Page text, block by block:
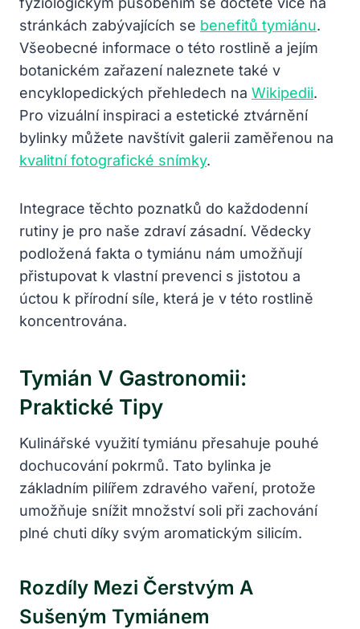
stránkách zabývajících se benefitů tymiánu.
Všeobecné informace o této rostlině a jejím
botanickém zařazení naleznete také v
encyklopedických přehledech na Wikipedii.
Pro vizuální inspiraci a estetické ztvárnění
bylinky můžete navštívit galerii zaměřenou na
kvalitní fotografické snímky.
Integrace těchto poznatků do každodenní
rutiny je pro naše zdraví zásadní. Vědecky
podložená fakta o tymiánu nám umožňují
přistupovat k vlastní prevenci s jistotou a
úctou k přírodní síle, která je v této rostlině
koncentrována.
Tymián V Gastronomii:
Praktické Tipy
Kulinářské využití tymiánu přesahuje pouhé
dochucování pokrmů. Tato bylinka je
základním pilířem zdravého vaření, protože
umožňuje snížit množství soli při zachování
plné chuti díky svým aromatickým silicím.
Rozdíly Mezi Čerstvým A
Sušeným Tymiánem